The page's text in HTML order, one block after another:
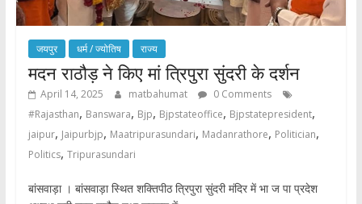
जयपुर धर्म / ज्योतिष राज्य
मदन राठौड़ ने किए मां त्रिपुरा सुंदरी के दर्शन
April 14, 2025 matbahumat
0 Comments
#Rajasthan, Banswara, Bjp, Bjpstateoffice, Bjpstatepresident,
jaipur, Jaipurbjp, Maatripurasundari, Madanrathore, Politician,
Politics, Tripurasundari
बांसवाड़ा । बांसवाड़ा स्थित शक्तिपीठ त्रिपुरा सुंदरी मंदिर में भा ज पा प्रदेश